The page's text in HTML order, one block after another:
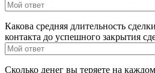
Какова средняя длительность
контакта до успешного закрытия
Сколько денег вы теряете на